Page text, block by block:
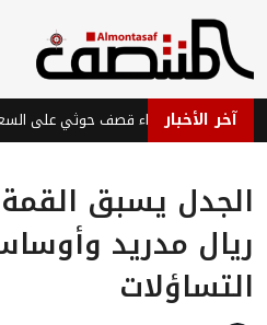
آخر الأخبار
في نجران جراء قصف حوثي على
الجدل يسبق
ريال مدريد
التساؤلات